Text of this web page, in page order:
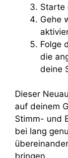
Starte
Gehe
Folge
die
deine
Dieser
auf deinem
Stimm- und
bei lang
bringen.